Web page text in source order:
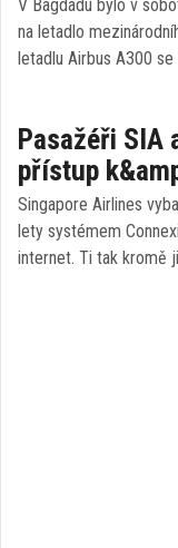
V Bagdádu bylo v
na letadlo
letadlu Airbus A300
Pasažéři SIA
přístup
Singapore Airlines
lety systémem
internet. Ti tak kromě